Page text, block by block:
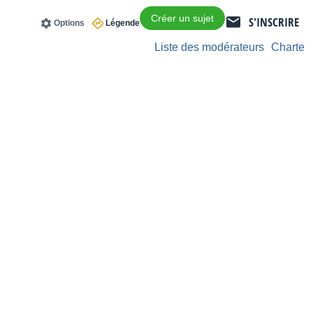
S'INSCRIRE
Créer un sujet
Légende
Options
Charte
Liste des modérateurs